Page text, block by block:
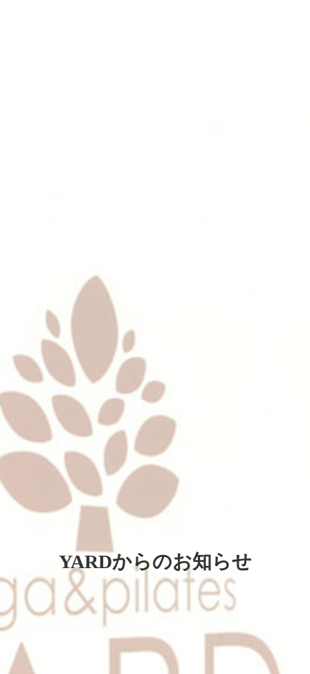
YARDからのお知らせ